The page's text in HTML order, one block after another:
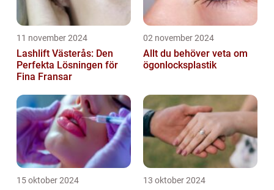
11 november 2024
Lashlift Västerås: Den
Perfekta Lösningen för
Fina Fransar
02 november 2024
Allt du behöver veta om
ögonlocksplastik
15 oktober 2024 13 oktober 2024